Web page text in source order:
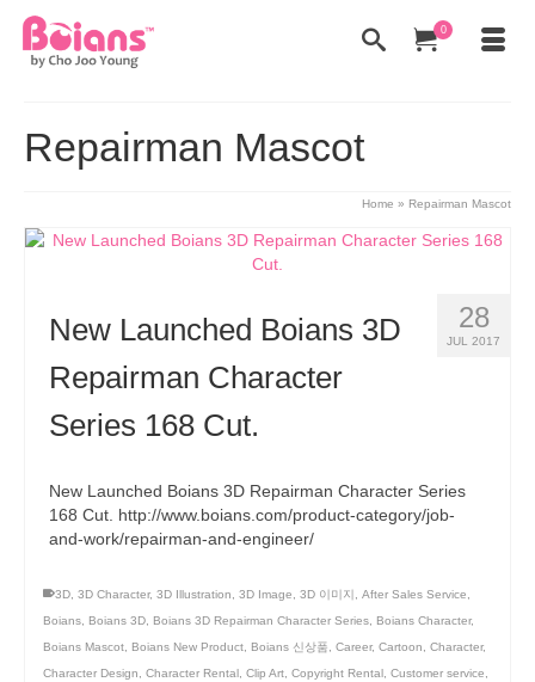
0
Repairman Mascot
Home » Repairman Mascot
28
JUL 2017
New Launched Boians 3D
Repairman Character
Series 168 Cut.
New Launched Boians 3D Repairman Character Series
168 Cut. http://www.boians.com/product-category/job-
and-work/repairman-and-engineer/
3D 3D Character, 3D Illustration 3D Image 3D 이미지 After Sales Service
Boians
Boians 3D Boians 3D Repairman Character Series Boians Character,
Boians Mascot
Boians New Product Boians 신상품 Career, Cartoon Character,
Character Design
Character Rental Clip Art Copyright Rental Customer service